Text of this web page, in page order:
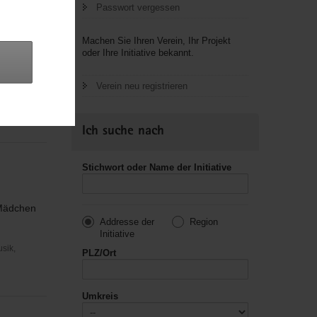
Passwort vergessen
Machen Sie Ihren Verein, Ihr Projekt
oder Ihre Initiative bekannt.
Verein neu registrieren
Ich suche nach
Stichwort oder Name der Initiative
Addresse der
Initiative
Region
PLZ/Ort
Umkreis